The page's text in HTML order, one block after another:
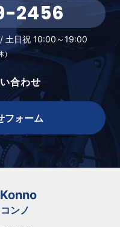
2456
土日祝 10:00～19:00
）
合わせ
フォーム
ンノ